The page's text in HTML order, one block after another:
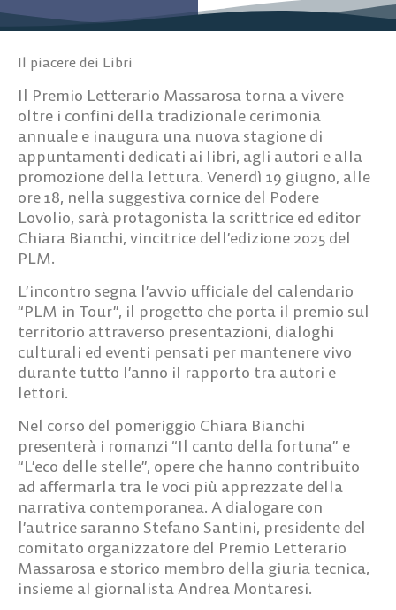
Il piacere dei Libri
Il Premio Letterario Massarosa torna a vivere
oltre i confini della tradizionale cerimonia
annuale e inaugura una nuova stagione di
appuntamenti dedicati ai libri, agli autori e alla
promozione della lettura. Venerdì 19 giugno, alle
ore 18, nella suggestiva cornice del Podere
Lovolio, sarà protagonista la scrittrice ed editor
Chiara Bianchi, vincitrice dell’edizione 2025 del
PLM.
L’incontro segna l’avvio ufficiale del calendario
“PLM in Tour”, il progetto che porta il premio sul
territorio attraverso presentazioni, dialoghi
culturali ed eventi pensati per mantenere vivo
durante tutto l’anno il rapporto tra autori e
lettori.
Nel corso del pomeriggio Chiara Bianchi
presenterà i romanzi “Il canto della fortuna” e
“L’eco delle stelle”, opere che hanno contribuito
ad affermarla tra le voci più apprezzate della
narrativa contemporanea. A dialogare con
l’autrice saranno Stefano Santini, presidente del
comitato organizzatore del Premio Letterario
Massarosa e storico membro della giuria tecnica,
insieme al giornalista Andrea Montaresi.